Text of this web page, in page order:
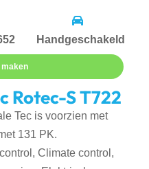
Handgeschakeld
Rotec-S T722
Tec is voorzien met
131 PK.
Climate control,